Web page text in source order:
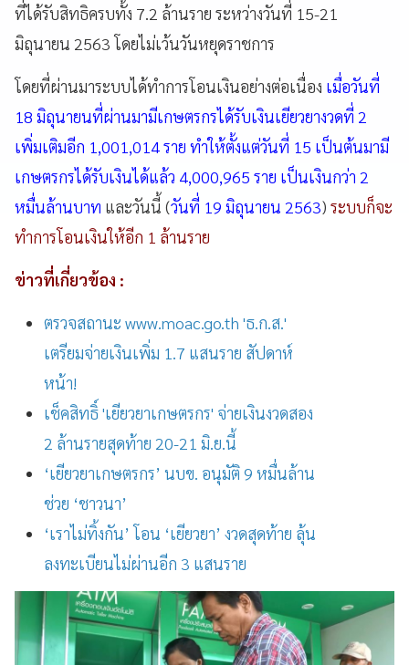
ที่ได้รับสิทธิครบทั้ง 7.2 ล้านราย ระหว่างวันที่ 15-21
มิถุนายน 2563 โดยไม่เว้นวันหยุดราชการ
โดยที่ผ่านมาระบบได้ทำการโอนเงินอย่างต่อเนื่อง เมื่อวันที่
18 มิถุนายนที่ผ่านมามีเกษตรกรได้รับเงินเยียวยางวดที่ 2
เพิ่มเติมอีก 1,001,014 ราย ทำให้ตั้งแต่วันที่ 15 เป็นต้นมามี
เกษตรกรได้รับเงินได้แล้ว 4,000,965 ราย เป็นเงินกว่า 2
หมื่นล้านบาท และวันนี้ (วันที่ 19 มิถุนายน 2563) ระบบก็จะ
ทำการโอนเงินให้อีก 1 ล้านราย
ข่าวที่เกี่ยวข้อง :
ตรวจสถานะ www.moac.go.th 'ธ.ก.ส.'
เตรียมจ่ายเงินเพิ่ม 1.7 แสนราย สัปดาห์
หน้า!
เช็คสิทธิ์ 'เยียวยาเกษตรกร' จ่ายเงินงวดสอง
2 ล้านรายสุดท้าย 20-21 มิ.ย.นี้
‘เยียวยาเกษตรกร’ นบข. อนุมัติ 9 หมื่นล้าน
ช่วย ‘ชาวนา’
‘เราไม่ทิ้งกัน’ โอน ‘เยียวยา’ งวดสุดท้าย ลุ้น
ลงทะเบียนไม่ผ่านอีก 3 แสนราย